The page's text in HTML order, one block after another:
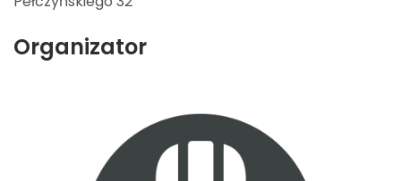
Organizator